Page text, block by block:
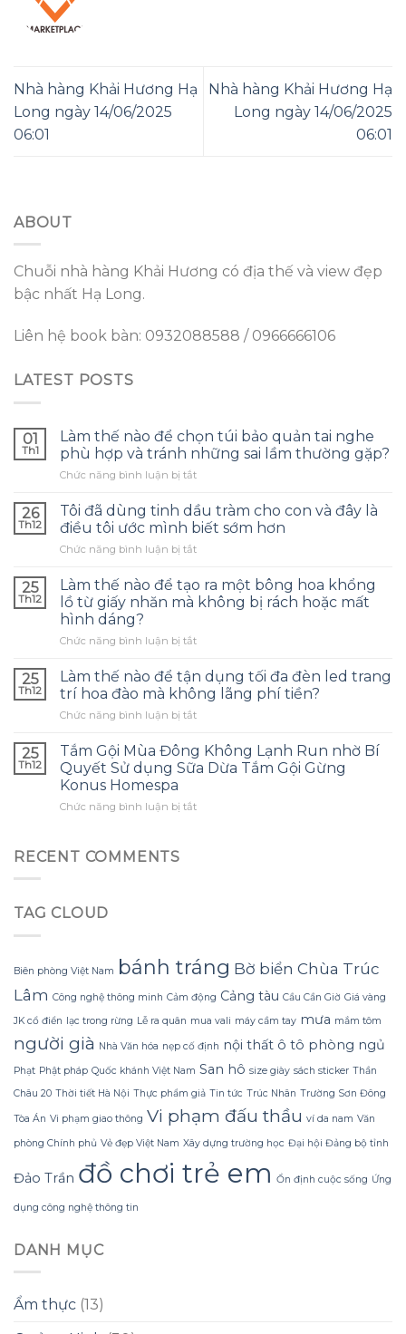
Nhà hàng Khải Hương Hạ
Long ngày 14/06/2025
06:01
Nhà hàng Khải Hương Hạ
Long ngày 14/06/2025
06:01
ABOUT
Chuỗi nhà hàng Khải Hương có địa thế và view đẹp
bậc nhất Hạ Long.
Liên hệ book bàn: 0932088588 / 0966666106
LATEST POSTS
01
Th1
Làm thế nào để chọn túi bảo quản tai nghe
phù hợp và tránh những sai lầm thường gặp?
Chức năng bình luận bị tắtở
thế
nào
để
chọn
bảo
quản
phù
và
tránh
những
sai
thường
gặp?
26
Th12
Tôi đã dùng tinh dầu tràm cho con và đây là
điều tôi ước mình biết sớm hơn
Chức năng bình luận bị tắtở
dùng
tinh
tràm
con
đây
là
tôi
ước
sớm
25
Th12
Làm thế nào để tạo ra một bông hoa khổng
lồ từ giấy nhăn mà không bị rách hoặc mất
hình dáng?
Chức năng bình luận bị tắtở
thế
nào
để
tạo
một
bông
lồ
hình
dáng?
25
Th12
Làm thế nào để tận dụng tối đa đèn led trang
trí hoa đào mà không lãng phí tiền?
Chức năng bình luận bị tắtở
thế
nào
để
dụng
không
lãng
phí
tiền?
25
Th12
Tắm Gội Mùa Đông Không Lạnh Run nhờ Bí
Quyết Sử dụng Sữa Dừa Tắm Gội Gừng
Konus Homespa
Chức năng bình luận bị tắtở
Quyết
Sử
dụng
Sữa
Dừa
Gội
Gừng
Homespa
RECENT COMMENTS
TAG CLOUD
Biên phòng Việt Nam bánh tráng Bờ biển Chùa Trúc
Lâm Công nghệ thông minh Cảm động Cảng tàu Cầu Cần Giờ Giá vàng
JK cổ điển lạc trong rừng Lễ ra quân mua vali máy cầm tay mưa mắm tôm
người già Nhà Văn hóa nẹp cố định nội thất ô tô phòng ngủ
Phạt Phật pháp Quốc khánh Việt Nam San hô size giày sách sticker Thần
Châu 20 Thời tiết Hà Nội Thực phẩm giả Tin tức Trúc Nhân Trường Sơn Đông
Tòa Án Vi phạm giao thông Vi phạm đấu thầu ví da nam Văn
phòng Chính phủ Vẻ đẹp Việt Nam Xây dựng trường học Đại hội Đảng bộ tỉnh
Đảo Trần đồ chơi trẻ em Ổn định cuộc sống Ứng
dụng công nghệ thông tin
DANH MỤC
Ẩm thực (13)